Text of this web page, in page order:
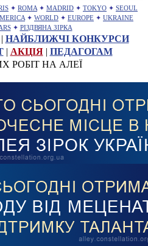
✦ ROMA ✦ MADRID ✦ TOKYO ✦ SEOUL
✦ WORLD ✦ EUROPE ✦ UKRAINE
✦ РІЗДВЯНА ЗІРКА
| НАЙБЛИЖЧІ КОНКУРСИ
| АКЦІЯ| ПЕДАГОГАМ
РОБІТ НА АЛЕЇ